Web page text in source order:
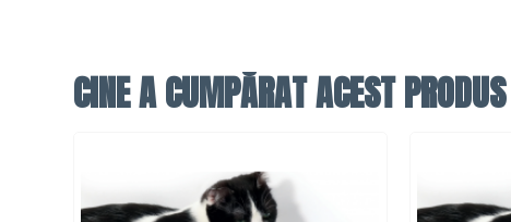
CINE A CUMPĂRAT ACEST